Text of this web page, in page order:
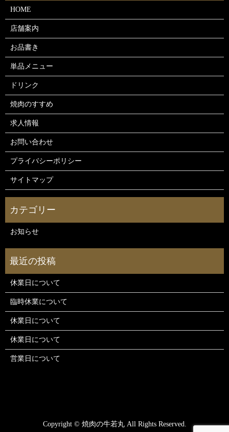
HOME
店舗案内
お品書き
単品メニュー
ドリンク
焼肉のすすめ
求人情報
お問い合わせ
プライバシーポリシー
サイトマップ
お知らせ
休業日について
臨時休業について
休業日について
休業日について
営業日について
Copyright © 焼肉の牛若丸 All Rights Reserved.